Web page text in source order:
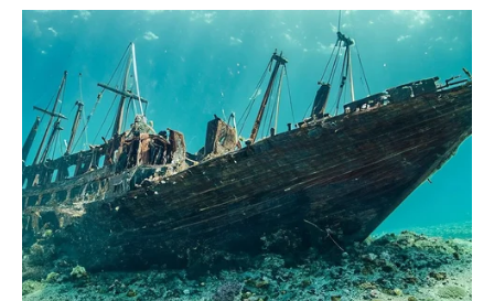
Na poslovnom planu očekuje vas uspeh koji dolazi kao
rezultat prethodnog rada. Moguće je potpisivanje važnog
ugovora ili početak novog projekta.
Ljubavni život dobija potpuno novu dimenziju. Partner će
vas prijatno iznenaditi, dok slobodni Lavovi mogu
upoznati osobu koja će ih potpuno osvojiti.
Sreća vas prati i u finansijama.